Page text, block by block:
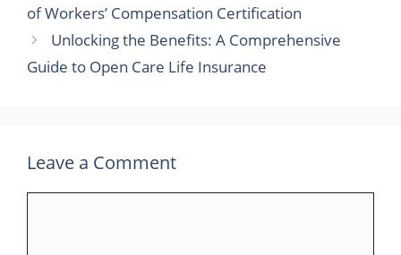
of Workers’ Compensation Certification
Unlocking the Benefits: A Comprehensive
Guide to Open Care Life Insurance
Leave a Comment